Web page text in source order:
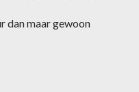
dan maar gewoon